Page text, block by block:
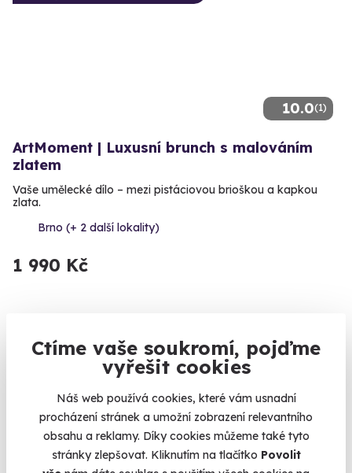
Ctíme vaše soukromí, pojďme
vyřešit cookies
Náš web používá cookies, které vám usnadní
procházení stránek a umožní zobrazení relevantního
obsahu a reklamy. Díky cookies můžeme také tyto
stránky zlepšovat. Kliknutím na tlačítko Povolit
10.0(1)
ArtMoment | Luxusní brunch s malováním
zlatem
Vaše umělecké dílo – mezi pistáciovou brioškou a kapkou
zlata.
Brno (+ 2 další lokality)
1 990 Kč
9.5
Volný termín už 14. 08. 2026